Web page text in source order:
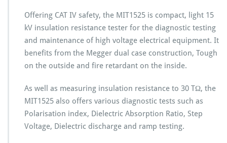
1
5
2
5
测
仪
A
V
O
Offering CAT IV safety, the MIT1525 is compact, light 15
kV insulation resistance tester for the diagnostic testing
and maintenance of high voltage electrical equipment. It
benefits from the Megger dual case construction, Tough
on the outside and fire retardant on the inside.
As well as measuring insulation resistance to 30 TΩ, the
MIT1525 also offers various diagnostic tests such as
Polarisation index, Dielectric Absorption Ratio, Step
Voltage, Dielectric discharge and ramp testing.